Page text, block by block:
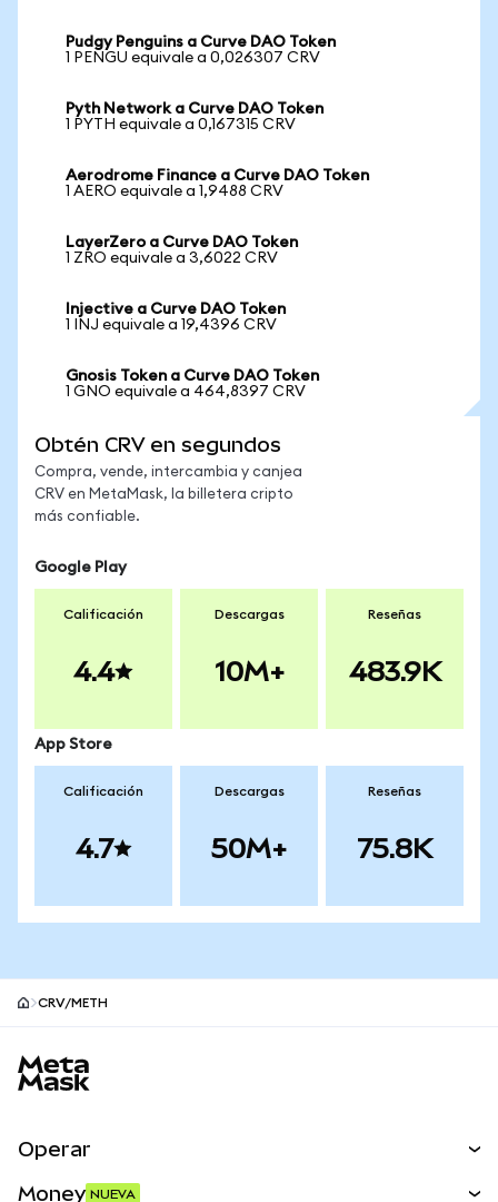
Pudgy Penguins a Curve DAO Token
1 PENGU equivale a 0,026307 CRV
Pyth Network a Curve DAO Token
1 PYTH equivale a 0,167315 CRV
Aerodrome Finance a Curve DAO Token
1 AERO equivale a 1,9488 CRV
LayerZero a Curve DAO Token
1 ZRO equivale a 3,6022 CRV
Injective a Curve DAO Token
1 INJ equivale a 19,4396 CRV
Gnosis Token a Curve DAO Token
1 GNO equivale a 464,8397 CRV
Obtén CRV en segundos
Compra, vende, intercambia y canjea
CRV en MetaMask, la billetera cripto
más confiable.
Google Play
Calificación
4.4
Descargas
10M+
Reseñas
483.9K
App Store
Calificación
4.7
Descargas
50M+
Reseñas
75.8K
CRV/METH
Operar
Money NUEVA